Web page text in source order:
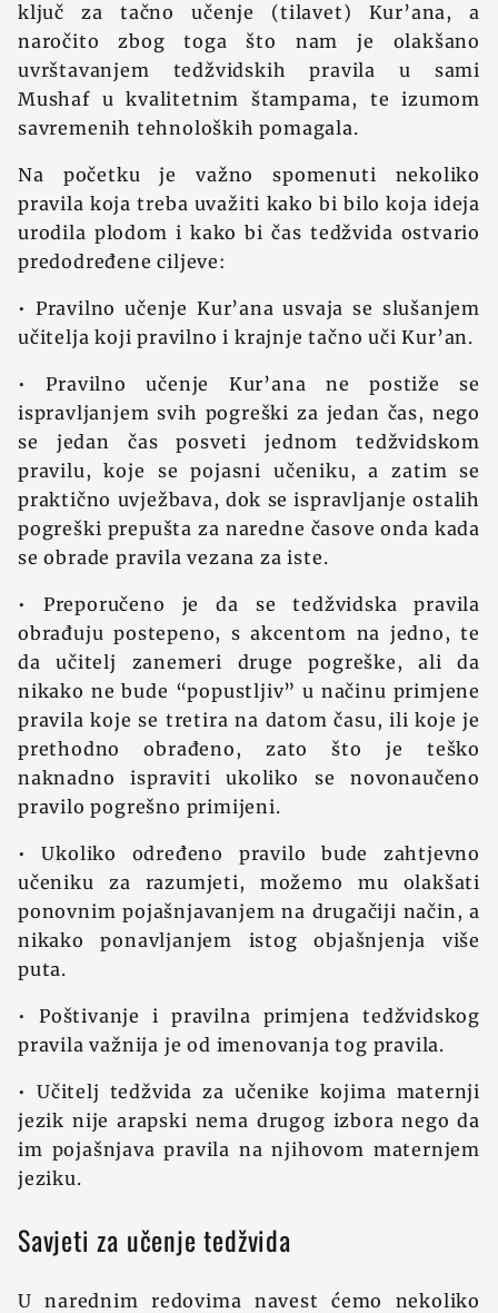
ključ za tačno učenje (tilavet) Kur’ana, a
naročito zbog toga što nam je olakšano
uvrštavanjem tedžvidskih pravila u sami
Mushaf u kvalitetnim štampama, te izumom
savremenih tehnoloških pomagala.
Na početku je važno spomenuti nekoliko
pravila koja treba uvažiti kako bi bilo koja ideja
urodila plodom i kako bi čas tedžvida ostvario
predodređene ciljeve:
• Pravilno učenje Kur’ana usvaja se slušanjem
učitelja koji pravilno i krajnje tačno uči Kur’an.
• Pravilno učenje Kur’ana ne postiže se
ispravljanjem svih pogreški za jedan čas, nego
se jedan čas posveti jednom tedžvidskom
pravilu, koje se pojasni učeniku, a zatim se
praktično uvježbava, dok se ispravljanje ostalih
pogreški prepušta za naredne časove onda kada
se obrade pravila vezana za iste.
• Preporučeno je da se tedžvidska pravila
obrađuju postepeno, s akcentom na jedno, te
da učitelj zanemeri druge pogreške, ali da
nikako ne bude “popustljiv” u načinu primjene
pravila koje se tretira na datom času, ili koje je
prethodno obrađeno, zato što je teško
naknadno ispraviti ukoliko se novonaučeno
pravilo pogrešno primijeni.
• Ukoliko određeno pravilo bude zahtjevno
učeniku za razumjeti, možemo mu olakšati
ponovnim pojašnjavanjem na drugačiji način, a
nikako ponavljanjem istog objašnjenja više
puta.
• Poštivanje i pravilna primjena tedžvidskog
pravila važnija je od imenovanja tog pravila.
• Učitelj tedžvida za učenike kojima maternji
jezik nije arapski nema drugog izbora nego da
im pojašnjava pravila na njihovom maternjem
jeziku.
Savjeti za učenje tedžvida
U narednim redovima navest ćemo nekoliko